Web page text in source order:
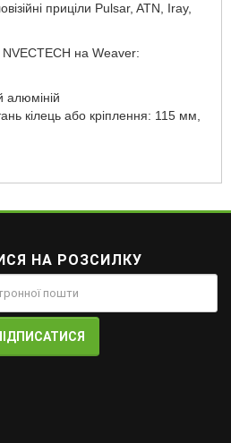
приціли Pulsar, ATN, Iray,
на Weaver:
алюміній
кілець або кріплення: 115 мм,
НА РОЗСИЛКУ